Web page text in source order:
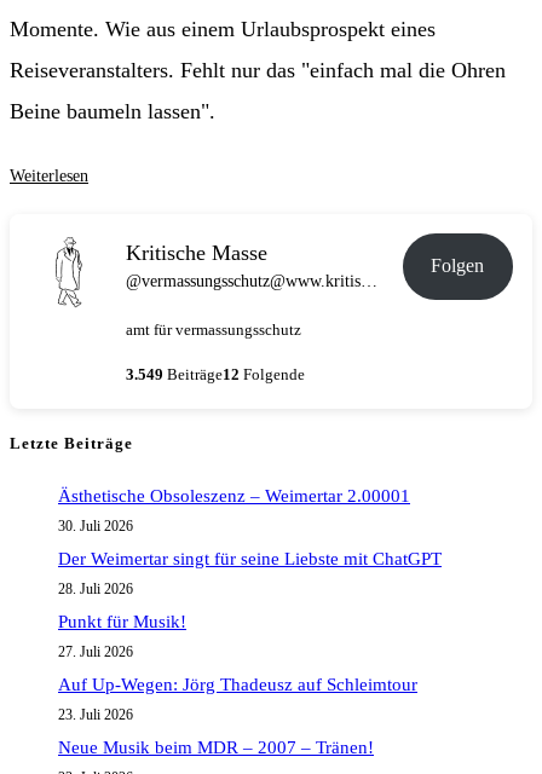
Momente. Wie aus einem Urlaubsprospekt eines
Reiseveranstalters. Fehlt nur das "einfach mal die Ohren
Beine baumeln lassen".
Weiterlesen
Kritische Masse
@vermassungsschutz@www.kritische-masse.de
Folgen
amt für vermassungsschutz
3.549 Beiträge12 Folgende
Letzte Beiträge
Ästhetische Obsoleszenz – Weimertar 2.00001
30. Juli 2026
Der Weimertar singt für seine Liebste mit ChatGPT
28. Juli 2026
Punkt für Musik!
27. Juli 2026
Auf Up-Wegen: Jörg Thadeusz auf Schleimtour
23. Juli 2026
Neue Musik beim MDR – 2007 – Tränen!